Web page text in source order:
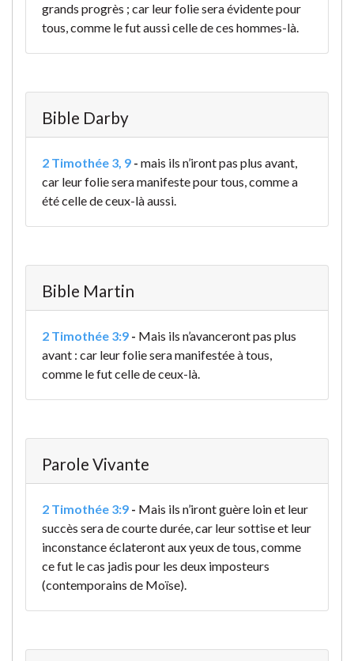
grands progrès ; car leur folie sera évidente pour
tous, comme le fut aussi celle de ces hommes-là.
Bible Darby
2 Timothée 3, 9 - mais ils n’iront pas plus avant,
car leur folie sera manifeste pour tous, comme a
été celle de ceux-là aussi.
Bible Martin
2 Timothée 3:9 - Mais ils n’avanceront pas plus
avant : car leur folie sera manifestée à tous,
comme le fut celle de ceux-là.
Parole Vivante
2 Timothée 3:9 - Mais ils n’iront guère loin et leur
succès sera de courte durée, car leur sottise et leur
inconstance éclateront aux yeux de tous, comme
ce fut le cas jadis pour les deux imposteurs
(contemporains de Moïse).